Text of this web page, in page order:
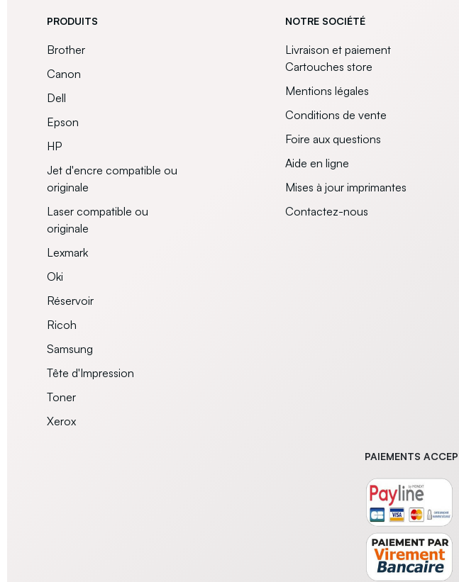
PRODUITS
Brother
Canon
Dell
Epson
HP
Jet d'encre compatible ou
originale
Laser compatible ou
originale
Lexmark
Oki
Réservoir
Ricoh
Samsung
Tête d'Impression
Toner
Xerox
NOTRE SOCIÉTÉ
Livraison et paiement
Cartouches store
Mentions légales
Conditions de vente
Foire aux questions
Aide en ligne
Mises à jour imprimantes
Contactez-nous
PAIEMENTS